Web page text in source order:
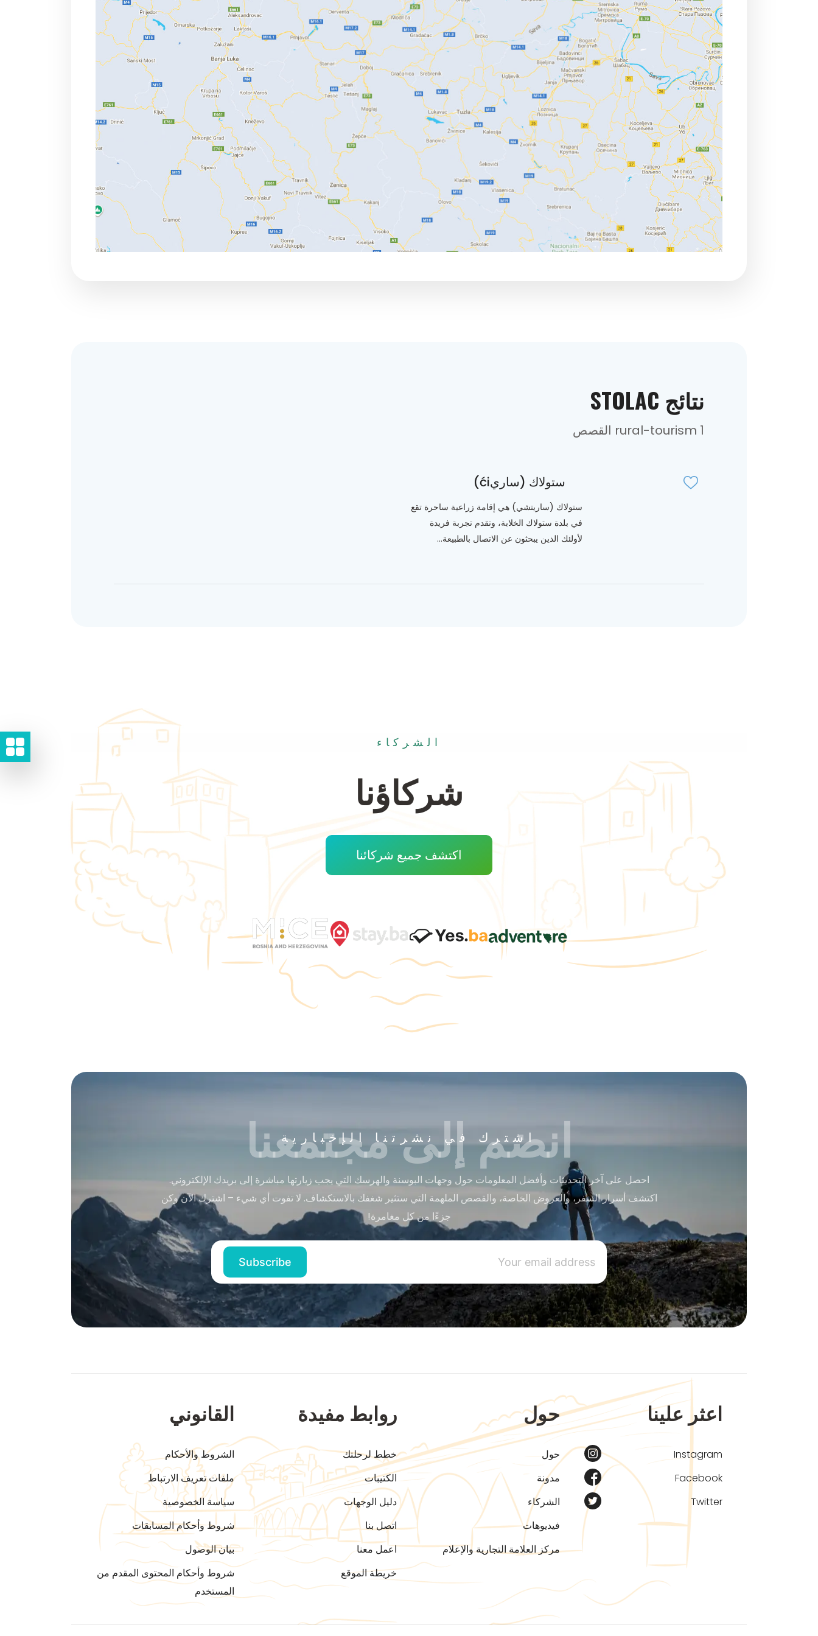
نتائج STOLAC
1 rural-tourism القصص
ستولاك (ساريći)
ستولاك (ساريتشي) هي إقامة زراعية ساحرة تقع
في بلدة ستولاك الخلابة، وتقدم تجربة فريدة
لأولئك الذين يبحثون عن الاتصال بالطبيعة...
الشركاء
شركاؤنا
اكتشف جميع شركائنا
اشترك في نشرتنا الإخبارية
انضم إلى مجتمعنا
احصل على آخر التحديثات وأفضل المعلومات حول وجهات البوسنة والهرسك التي يجب زيارتها مباشرة إلى بريدك الإلكتروني.
اكتشف أسرار السفر، والعروض الخاصة، والقصص الملهمة التي ستثير شغفك بالاستكشاف. لا تفوت أي شيء – اشترك الآن وكن
جزءًا من كل مغامرة!
اعثر علينا
Instagram
Facebook
Twitter
حول
حول
مدونة
الشركاء
فيديوهات
مركز العلامة التجارية والإعلام
روابط مفيدة
خطط لرحلتك
الكتيبات
دليل الوجهات
اتصل بنا
اعمل معنا
خريطة الموقع
القانوني
الشروط والأحكام
ملفات تعريف الارتباط
سياسة الخصوصية
شروط وأحكام المسابقات
بيان الوصول
شروط وأحكام المحتوى المقدم من
المستخدم